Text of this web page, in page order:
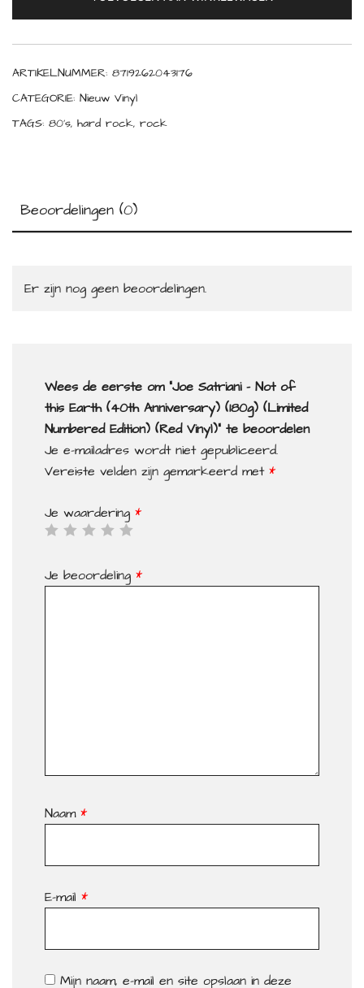
this
Earth
(40th
aantal
ARTIKELNUMMER: 8719262043176
CATEGORIE: Nieuw Vinyl
TAGS: 80's, hard rock, rock
Beoordelingen (0)
Er zijn nog geen beoordelingen.
Wees de eerste om “Joe Satriani – Not of
this Earth (40th Anniversary) (180g) (Limited
Numbered Edition) (Red Vinyl)” te beoordelen
Je e-mailadres wordt niet gepubliceerd.
Vereiste velden zijn gemarkeerd met *
Je waardering *
Je beoordeling *
Naam *
E-mail *
Mijn naam, e-mail en site opslaan in deze